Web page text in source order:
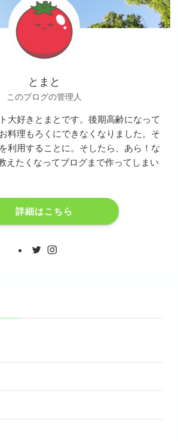
とまと
このブログの管理人
大好きとまとです。後期高齢になって
料理もろくにできなくなりました。そ
利用することに。そしたら、あら！な
えたくなってブログまで作ってしまい
詳細はこちら